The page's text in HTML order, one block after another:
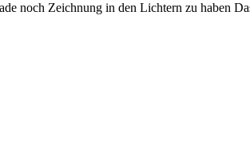
noch Zeichnung in den Lichtern zu haben